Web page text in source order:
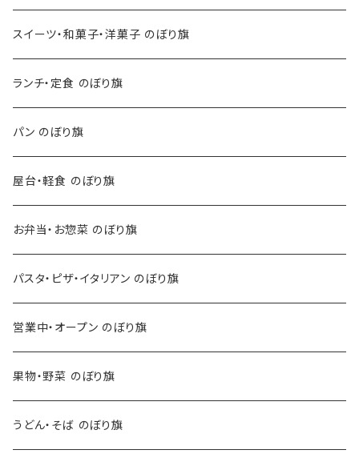
スイーツ・和菓子・洋菓子 のぼり旗
ランチ・定食 のぼり旗
パン のぼり旗
屋台・軽食 のぼり旗
お弁当・お惣菜 のぼり旗
パスタ・ピザ・イタリアン のぼり旗
営業中・オープン のぼり旗
果物・野菜 のぼり旗
うどん・そば のぼり旗